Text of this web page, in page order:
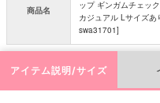
商品名
ップ ギンガムチェッ
カジュアル Lサイズ
swa31701]
アイテム説明/サイズ